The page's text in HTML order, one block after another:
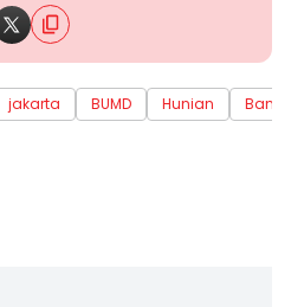
jakarta BUMD Hunian
Bank